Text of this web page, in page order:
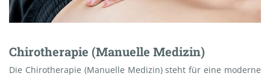
Chirotherapie (Manuelle Medizin)
Die Chirotherapie (Manuelle Medizin) steht für eine moderne